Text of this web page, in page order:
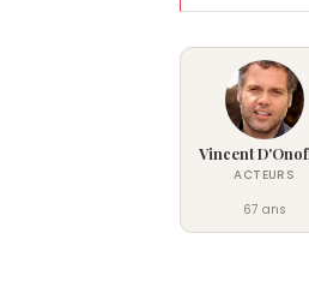
Vincent
ACTEURS
67 ans